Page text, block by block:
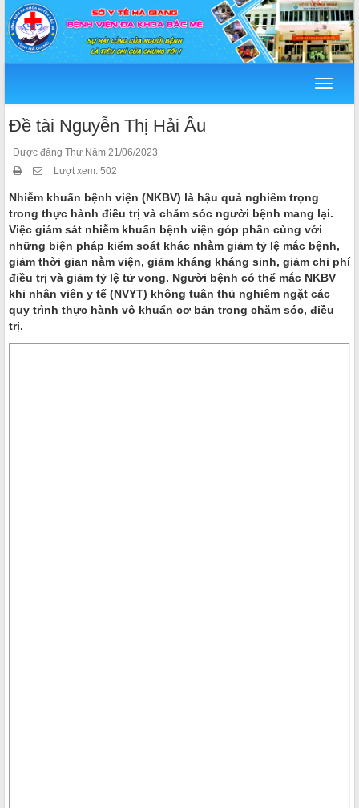
Menu
Đề tài Nguyễn Thị Hải Âu
Được đăng Thứ Năm 21/06/2023
Lượt xem: 502
Nhiễm khuẩn bệnh viện (NKBV) là hậu quả nghiêm trọng
trong thực hành điều trị và chăm sóc người bệnh mang lại.
Việc giám sát nhiễm khuẩn bệnh viện góp phần cùng với
những biện pháp kiểm soát khác nhằm giảm tỷ lệ mắc bệnh,
giảm thời gian nằm viện, giảm kháng kháng sinh, giảm chi phí
điều trị và giảm tỷ lệ tử vong. Người bệnh có thể mắc NKBV
khi nhân viên y tế (NVYT) không tuân thủ nghiêm ngặt các
quy trình thực hành vô khuẩn cơ bản trong chăm sóc, điều
trị.